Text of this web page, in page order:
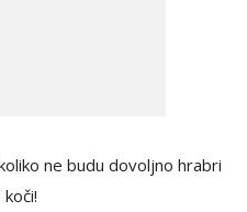
ne budu dovoljno hrabri